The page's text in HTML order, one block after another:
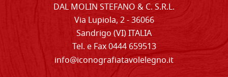
DAL MOLIN STEFANO & C. S.R.L.
Via Lupiola, 2 - 36066
Sandrigo (VI) ITALIA
Tel. e Fax 0444 659513
info@iconografiatavolelegno.it